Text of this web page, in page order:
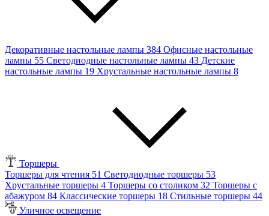
Декоративные настольные лампы 384 Офисные настольные
лампы 55 Светодиодные настольные лампы 43 Детские
настольные лампы 19 Хрустальные настольные лампы 8
Торшеры
Торшеры для чтения 51 Светодиодные торшеры 53
Хрустальные торшеры 4 Торшеры со столиком 32 Торшеры с
абажуром 84 Классические торшеры 18 Стильные торшеры 44
Уличное освещение